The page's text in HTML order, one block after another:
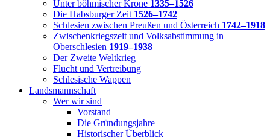
Unter böhmischer Krone 1335–1526
Die Habsburger Zeit 1526–1742
Schlesien zwischen Preußen und Österreich 1742–1918
Zwischenkriegszeit und Volksabstimmung in
Oberschlesien 1919–1938
Der Zweite Weltkrieg
Flucht und Vertreibung
Schlesische Wappen
Landsmannschaft
Wer wir sind
Vorstand
Die Gründungsjahre
Historischer Überblick